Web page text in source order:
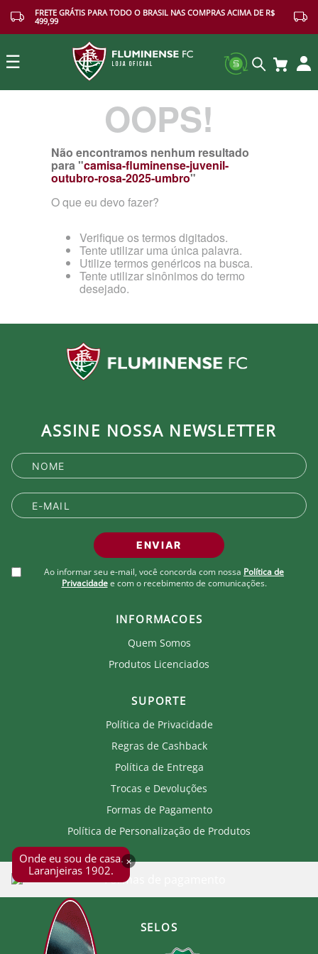
FRETE GRÁTIS PARA TODO O BRASIL NAS COMPRAS ACIMA DE R$
499,99
☰
×
Onde eu sou de casa.
Laranjeiras 1902.
OOPS!
Não encontramos nenhum resultado
para "camisa-fluminense-juvenil-
outubro-rosa-2025-umbro"
O que eu devo fazer?
Verifique os termos digitados.
Tente utilizar uma única palavra.
Utilize termos genéricos na busca.
Tente utilizar sinônimos do termo
desejado.
ASSINE NOSSA NEWSLETTER
ENVIAR
Ao informar seu e-mail, você concorda com nossa Política de
Privacidade e com o recebimento de comunicações.
INFORMACOES
Quem Somos
Produtos Licenciados
SUPORTE
Política de Privacidade
Regras de Cashback
Política de Entrega
Trocas e Devoluções
Formas de Pagamento
Política de Personalização de Produtos
SELOS